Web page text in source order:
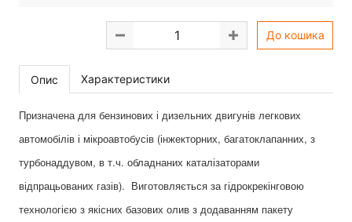
До кошика
Опис Характеристики
Призначена для бензинових і дизельних двигунів легкових
автомобілів і мікроавтобусів (інжекторних, багатоклапанних, з
турбонаддувом, в т.ч. обладнаних каталізаторами
відпрацьованих газів). Виготовляється за гідрокрекінговою
технологією з якісних базових олив з додаванням пакету